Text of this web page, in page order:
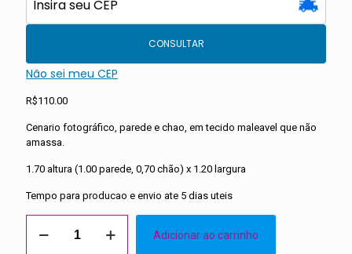
CONSULTAR
Não sei meu CEP
R$110.00
Cenario fotográfico, parede e chao, em tecido maleavel que não
amassa.
1.70 altura (1.00 parede, 0,70 chão) x 1.20 largura
Tempo para producao e envio ate 5 dias uteis
Páscoa
Adicionar ao carrinho